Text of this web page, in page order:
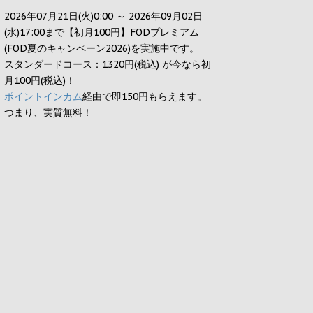
2026年07月21日(火)0:00 ～ 2026年09月02日
(水)17:00まで【初月100円】FODプレミアム
(FOD夏のキャンペーン2026)を実施中です。
スタンダードコース：1320円(税込) が今なら初
月100円(税込)！
ポイントインカム経由で即150円もらえます。
つまり、実質無料！